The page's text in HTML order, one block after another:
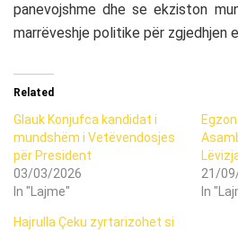
panevojshme dhe se ekziston
marrëveshje politike për zgjedhjen
Related
Glauk Konjufca kandidat i
mundshëm i Vetëvendosjes
për President
03/03/2026
In "Lajme"
21/
In
Hajrulla Çeku zyrtarizohet si